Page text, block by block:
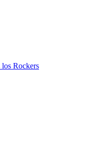
Rockers